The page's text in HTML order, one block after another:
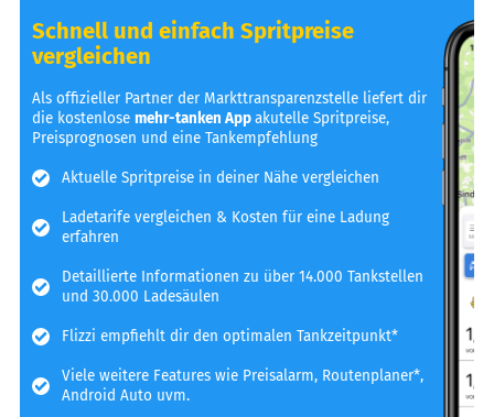
Schnell und einfach Spritpreise
vergleichen
Als offizieller Partner der Markttransparenzstelle liefert dir
die kostenlosemehr-tanken Appakutelle Spritpreise,
Preisprognosen und eine Tankempfehlung
Aktuelle Spritpreise in deiner Nähe vergleichen
Ladetarife vergleichen & Kosten für eine Ladung
erfahren
Detaillierte Informationen zu über 14.000 Tankstellen
und 30.000 Ladesäulen
Flizzi empfiehlt dir den optimalen Tankzeitpunkt*
Viele weitere Features wie Preisalarm, Routenplaner*,
Android Auto uvm.